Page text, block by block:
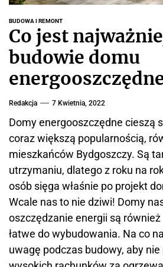
r
i
n
r
m
c
y
j
n
y
BUDOWA I REMONT
Co jest
budowie domu
Redakcja 7 Kwietnia, 2022
Domy energooszczędne cieszą
coraz większą popularnością,
mieszkańców Bydgoszczy. Są
utrzymaniu, dlatego z roku na
osób sięga właśnie po projekt
Wcale nas to nie dziwi! Domy
oszczędzanie energii są
łatwe do wybudowania. Na co
uwagę podczas budowy, aby nie